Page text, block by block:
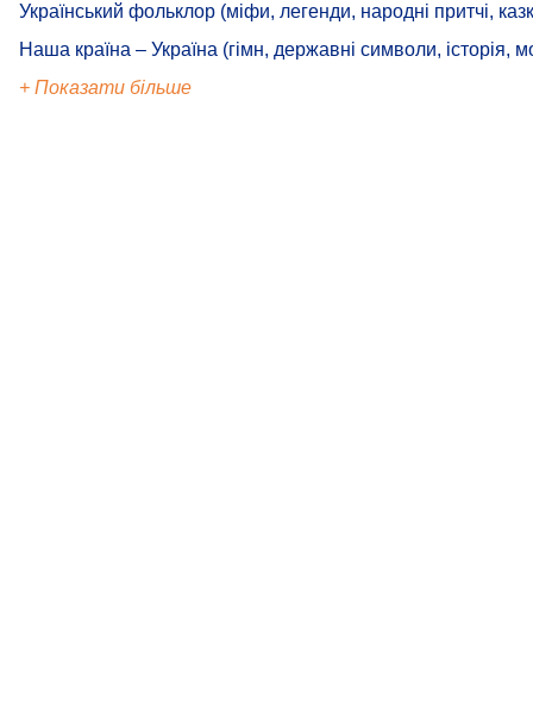
Український фольклор (міфи, легенди, народні притчі,
Наша країна – Україна (гімн, державні символи, історія,
+ Показати більше